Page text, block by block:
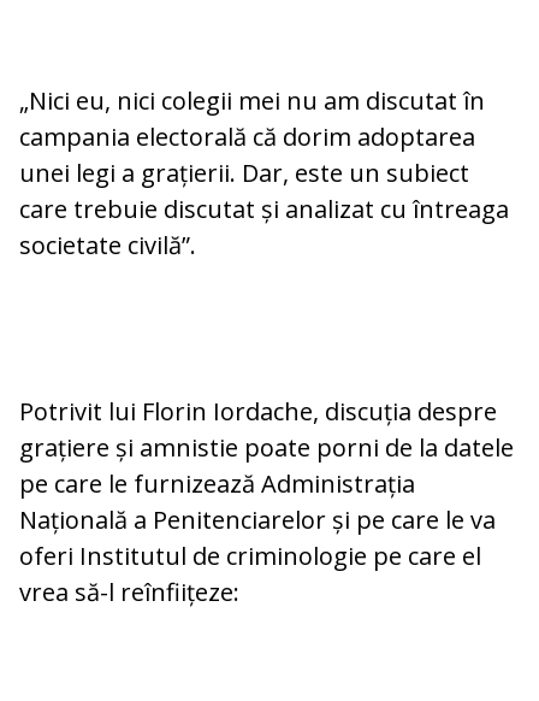
„Nici eu, nici colegii mei nu am discutat în
campania electorală că dorim adoptarea
unei legi a grațierii. Dar, este un subiect
care trebuie discutat și analizat cu întreaga
societate civilă”.
Potrivit lui Florin Iordache, discuția despre
grațiere și amnistie poate porni de la datele
pe care le furnizează Administrația
Națională a Penitenciarelor și pe care le va
oferi Institutul de criminologie pe care el
vrea să-l reînfiițeze: